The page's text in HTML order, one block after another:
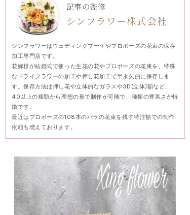
記事の監修
シンフラワー株式会社
シンフラワーはウェディングブーケやプロポーズの花束の保存
加工専門店です。
花嫁様が結婚式で使った生花の花やプロポーズの花束を、特殊
なドライフラワーの加工や押し花加工で半永久的に保存しま
す。保存方法は押し花や立体的なガラスや3D(立体)額など、
40以上の種類から理想の形で制作が可能で、種類の豊富さが特
徴です。
最近はプロポーズの108本のバラの花束を残す特注額での制作
依頼も増えております。